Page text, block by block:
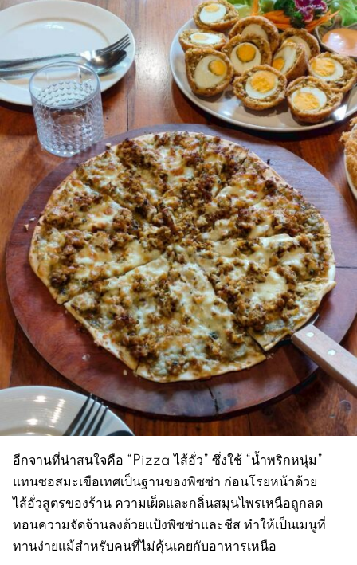
อีกจานที่น่าสนใจคือ “Pizza ไส้อั่ว” ซึ่งใช้ “น้ำพริกหนุ่ม”
แทนซอสมะเขือเทศเป็นฐานของพิซซ่า ก่อนโรยหน้าด้วย
ไส้อั่วสูตรของร้าน ความเผ็ดและกลิ่นสมุนไพรเหนือถูกลด
ทอนความจัดจ้านลงด้วยแป้งพิซซ่าและชีส ทำให้เป็นเมนูที่
ทานง่ายแม้สำหรับคนที่ไม่คุ้นเคยกับอาหารเหนือ